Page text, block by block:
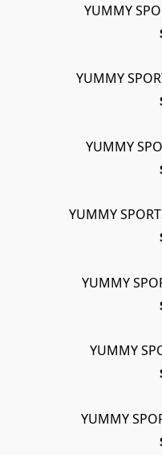
YUMMY
YUMMY
YUMMY
YUMMY
YUMMY
YUMMY
YUMMY